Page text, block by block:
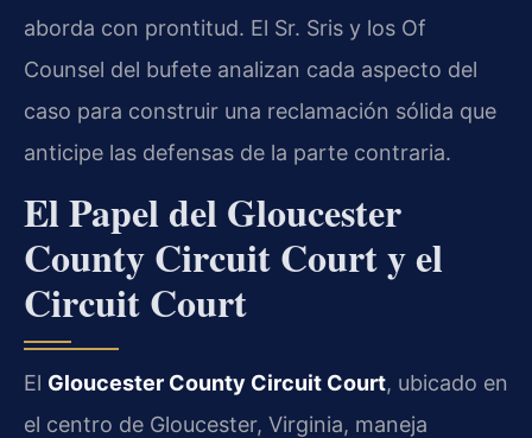
aborda con prontitud. El Sr. Sris y los Of
Counsel del bufete analizan cada aspecto del
caso para construir una reclamación sólida que
anticipe las defensas de la parte contraria.
El Papel del Gloucester
County Circuit Court y el
Circuit Court
El Gloucester County Circuit Court, ubicado en
el centro de Gloucester, Virginia, maneja